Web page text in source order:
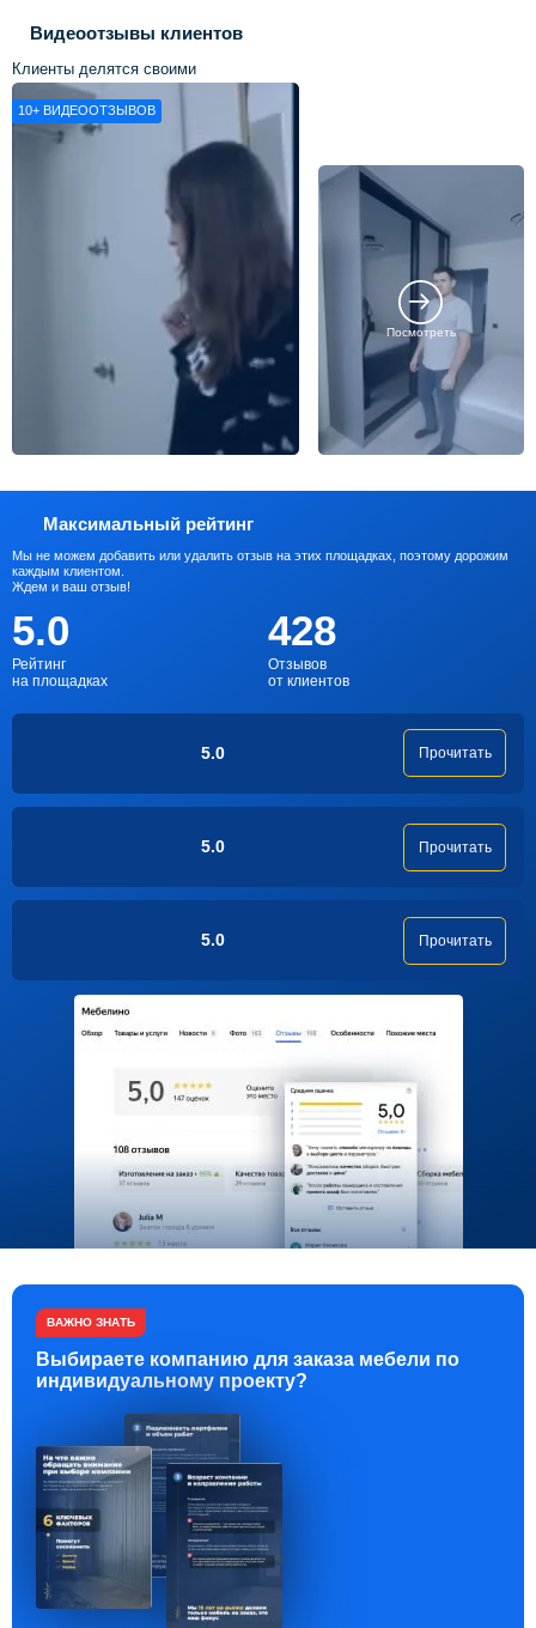
Видеоотзывы клиентов
Клиенты делятся своими
впечатлениями о нашей работе
10+ ВИДЕООТЗЫВОВ
Посмотреть
Максимальный рейтинг
Мы не можем добавить или удалить отзыв на этих площадках, поэтому дорожим
каждым клиентом.
Ждем и ваш отзыв!
5.0
Рейтинг
на площадках
428
Отзывов
от клиентов
5.0 Прочитать
5.0 Прочитать
5.0 Прочитать
ВАЖНО ЗНАТЬ
Выбираете компанию для заказа мебели по
индивидуальному проекту?